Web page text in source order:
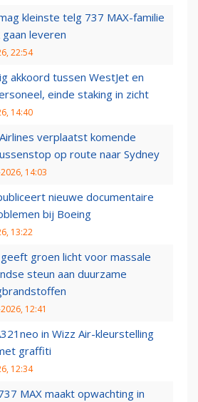
kleinste telg 737 MAX-familie
leveren
22:54
akkoord tussen WestJet en
einde staking in zicht
14:40
verplaatst komende
op route naar Sydney
14:03
nieuwe documentaire
bij Boeing
13:22
groen licht voor massale
steun aan duurzame
12:41
in Wizz Air-kleurstelling
graffiti
12:34
MAX maakt opwachting in